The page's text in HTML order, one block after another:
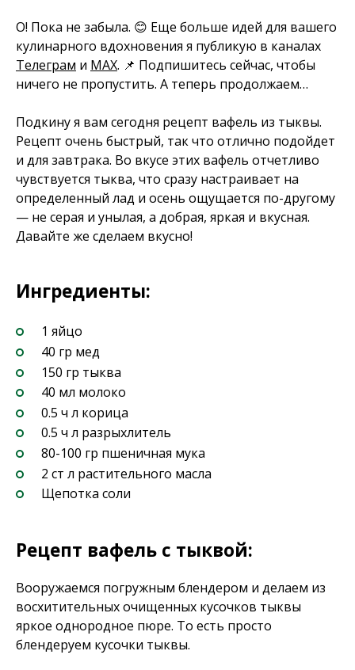
О! Пока не забыла. 😊 Еще больше идей для вашего
кулинарного вдохновения я публикую в каналах
Телеграм и MAX. 📌 Подпишитесь сейчас, чтобы
ничего не пропустить. А теперь продолжаем…
Подкину я вам сегодня рецепт вафель из тыквы.
Рецепт очень быстрый, так что отлично подойдет
и для завтрака. Во вкусе этих вафель отчетливо
чувствуется тыква, что сразу настраивает на
определенный лад и осень ощущается по-другому
— не серая и унылая, а добрая, яркая и вкусная.
Давайте же сделаем вкусно!
Ингредиенты:
1 яйцо
40 гр мед
150 гр тыква
40 мл молоко
0.5 ч л корица
0.5 ч л разрыхлитель
80-100 гр пшеничная мука
2 ст л растительного масла
Щепотка соли
Рецепт вафель с тыквой:
Вооружаемся погружным блендером и делаем из
восхитительных очищенных кусочков тыквы
яркое однородное пюре. То есть просто
блендеруем кусочки тыквы.